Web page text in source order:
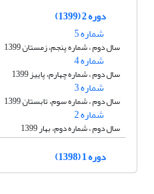
دوره 2 (1399)
شماره 5
سال دوم ، شماره پنجم، زمستان 1399
شماره 4
سال دوم ، شماره چهارم، پاییز 1399
شماره 3
سال دوم ، شماره سوم، تابستان 1399
شماره 2
سال دوم ، شماره دوم، بهار 1399
دوره 1 (1398)